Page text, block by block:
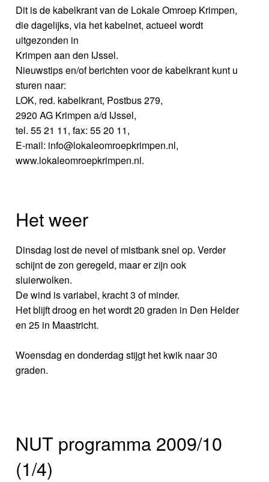
Dit is de kabelkrant van de Lokale Omroep Krimpen,
die dagelijks, via het kabelnet, actueel wordt
uitgezonden in
Krimpen aan den IJssel.
Nieuwstips en/of berichten voor de kabelkrant kunt u
sturen naar:
LOK, red. kabelkrant, Postbus 279,
2920 AG Krimpen a/d IJssel,
tel. 55 21 11, fax: 55 20 11,
E-mail: info@lokaleomroepkrimpen.nl,
www.lokaleomroepkrimpen.nl.
Het weer
Dinsdag lost de nevel of mistbank snel op. Verder
schijnt de zon geregeld, maar er zijn ook
sluierwolken.
De wind is variabel, kracht 3 of minder.
Het blijft droog en het wordt 20 graden in Den Helder
en 25 in Maastricht.
Woensdag en donderdag stijgt het kwik naar 30
graden.
NUT programma 2009/10
(1/4)